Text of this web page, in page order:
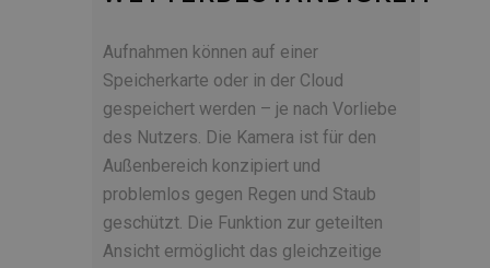
Aufnahmen können auf einer
Speicherkarte oder in der Cloud
gespeichert werden – je nach Vorliebe
des Nutzers. Die Kamera ist für den
Außenbereich konzipiert und
problemlos gegen Regen und Staub
geschützt. Die Funktion zur geteilten
Ansicht ermöglicht das gleichzeitige